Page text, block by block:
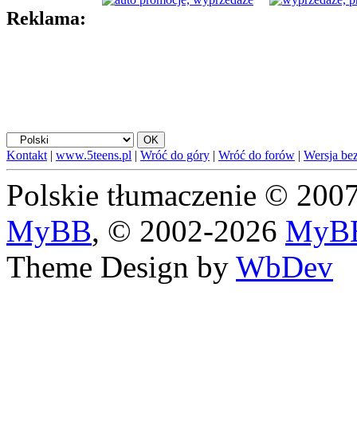
Reklama:
Kontakt | www.5teens.pl | Wróć do góry | Wróć do forów | Wersja
Polskie tłumaczenie ©
MyBB, © 2002-2026
Theme Design by WbDev